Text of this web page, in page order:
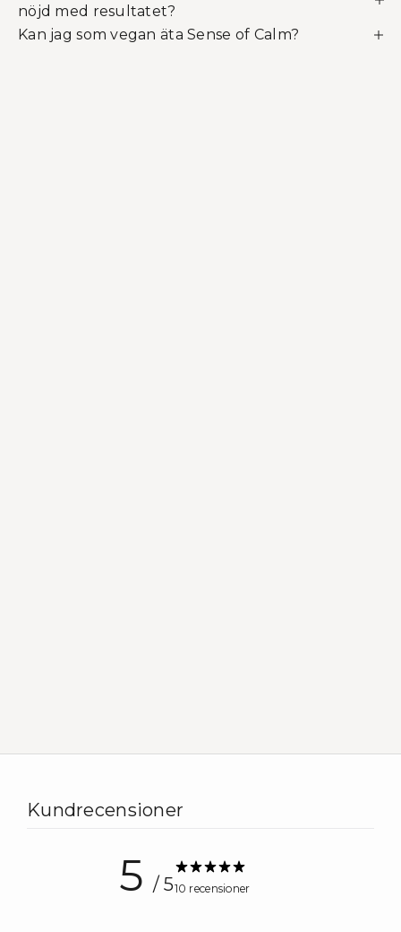
nöjd med resultatet?
Kan jag som vegan äta Sense of Calm?
Kundrecensioner
5 / 510 recensioner